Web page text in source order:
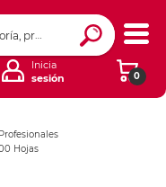
0
Inicia
sesión
Hojas
Ingresar Codigo